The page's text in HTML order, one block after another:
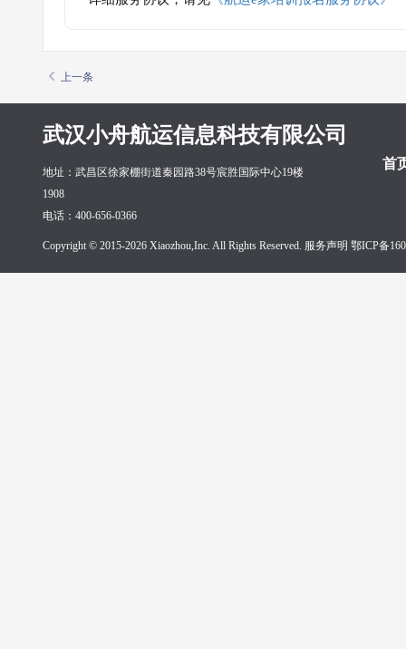
上一条
武汉小舟航运信息科技有限公司
首
地址：武昌区徐家棚街道秦园路38号宸胜国际中心19楼
1908
电话：400-656-0366
Copyright © 2015-2026 Xiaozhou,Inc. All Rights Reserved. 服务声明 鄂ICP备